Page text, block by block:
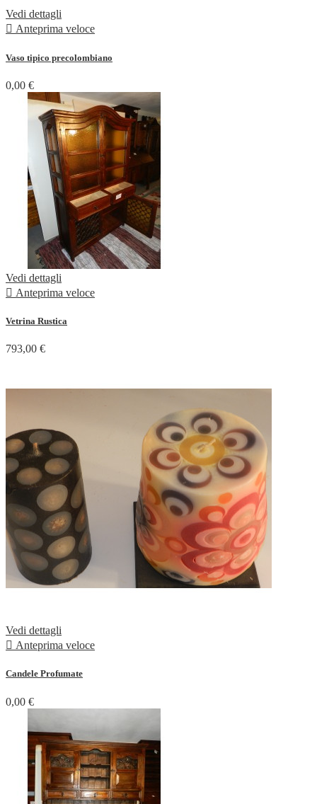
Vedi dettagli
 Anteprima veloce
Vaso tipico precolombiano
0,00 €
Vedi dettagli
 Anteprima veloce
Vetrina Rustica
793,00 €
Vedi dettagli
 Anteprima veloce
Candele Profumate
0,00 €